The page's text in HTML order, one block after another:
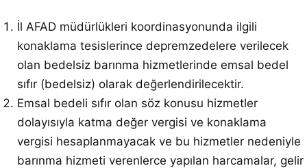
İl AFAD müdürlükleri koordinasyonunda ilgili
konaklama tesislerince depremzedelere verilecek
olan bedelsiz barınma hizmetlerinde emsal bedel
sıfır (bedelsiz) olarak değerlendirilecektir.
Emsal bedeli sıfır olan söz konusu hizmetler
dolayısıyla katma değer vergisi ve konaklama
vergisi hesaplanmayacak ve bu hizmetler nedeniyle
barınma hizmeti verenlerce yapılan harcamalar, gelir